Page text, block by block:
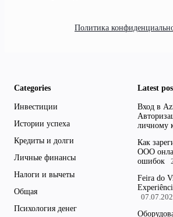
Политика
Categories
Инвестиции
Истории успеха
Кредиты и долги
Личные финансы
Налоги и вычеты
Общая
Психология денег
Latest
Вход в
личному
Как
ООО
ошибок
Feira do